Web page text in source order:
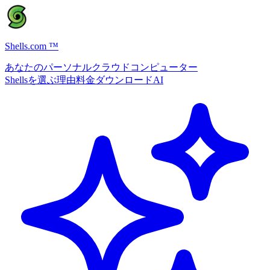
Shells.com ™
あなたのパーソナルクラウドコンピューター
Shellsを選ぶ理由料金ダウンロードAI